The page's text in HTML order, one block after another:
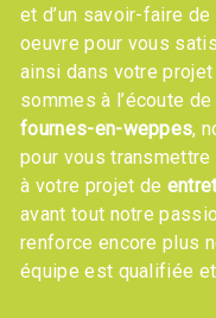
et d’un savoir-faire
oeuvre pour vous
ainsi dans votre projet
sommes à l’écoute
fournes-en-weppes,
pour vous
à votre projet de
avant tout notre
renforce encore plus
équipe est qualifiée